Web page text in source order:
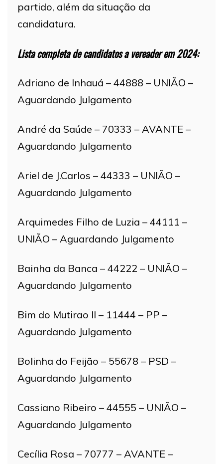
partido, além da situação da
candidatura.
Lista completa de candidatos a vereador em 2024:
Adriano de Inhauá – 44888 – UNIÃO –
Aguardando Julgamento
André da Saúde – 70333 – AVANTE –
Aguardando Julgamento
Ariel de J.Carlos – 44333 – UNIÃO –
Aguardando Julgamento
Arquimedes Filho de Luzia – 44111 –
UNIÃO – Aguardando Julgamento
Bainha da Banca – 44222 – UNIÃO –
Aguardando Julgamento
Bim do Mutirao II – 11444 – PP –
Aguardando Julgamento
Bolinha do Feijão – 55678 – PSD –
Aguardando Julgamento
Cassiano Ribeiro – 44555 – UNIÃO –
Aguardando Julgamento
Cecília Rosa – 70777 – AVANTE –